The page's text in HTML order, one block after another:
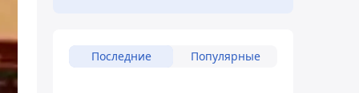
Последние Популярные